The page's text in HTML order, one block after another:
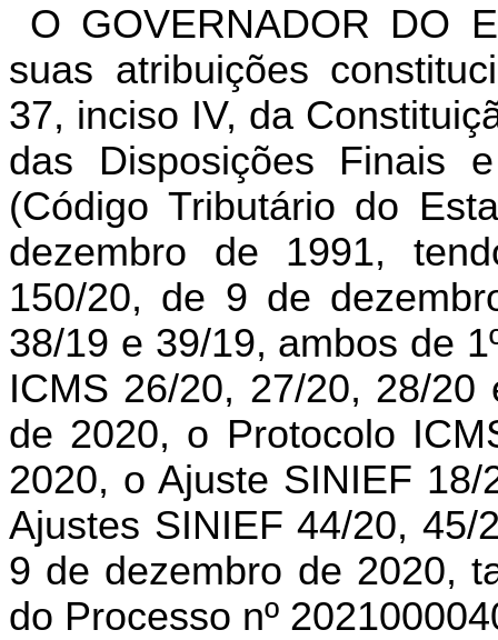
O GOVERNADOR DO
suas atribuições
37, inciso IV, da
das Disposições Finais
(Código Tributário do
dezembro de 1991,
150/20, de 9 de
38/19 e 39/19, ambos de
ICMS 26/20, 27/20, 28/
de 2020, o Protocolo
2020, o Ajuste SINIEF
Ajustes SINIEF 44/20,
9 de dezembro de 2020,
do Processo nº